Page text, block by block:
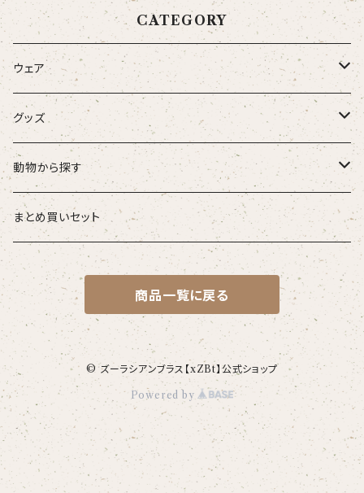
CATEGORY
ウェア
大人
こども
ベビー
スタイ
カバーオール
ギフトセット
Tシャツ
Tシャツ（半袖）
【face】
【signature】
【kakugen】
【hibiscus】
オーバーサイズTシャツ（半袖）
【custom_point】
【face_point】
【balancing typo】
マグナムウェイトビッグシルエットTシャツ
【hello(刺繍)】
ベースボールシャツ
ポロシャツ
グッズ
タオル・ハンカチ
ポーチ
トートバッグ
おけいこバッグ
ランチトート
デニムトート
ジュートバッグ
ブランケット
ペットアイテム
巾着
サコッシュ
動物から探す
ズーラシアンブラス
オカピ
インドライオン
ドゥクラングール
マレーバク
スマトラトラ
弦うさぎ
メグ
エイミー
ベス
ジョー
サキソフォックス
ラトゥール
ラフィット
マルゴー
クラリキャット
メリッサ
ベルガモット
ことふえパピヨン
パーカッション
まとめ買いセット
商品一覧に戻る
© ズーラシアンブラス【xZBt】公式ショップ
Powered by